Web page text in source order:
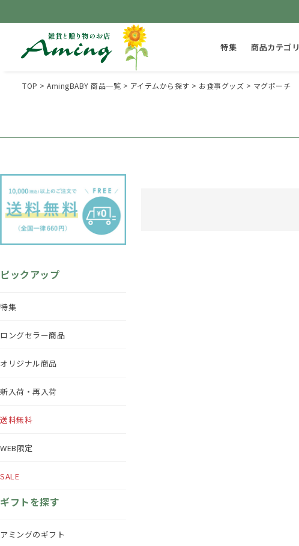
特集 商品カテゴリ
TOP AmingBABY 商品一覧 アイテムから探す お食事グッズ マグポーチ
ピックアップ
特集
ロングセラー商品
オリジナル商品
新入荷・再入荷
送料無料
WEB限定
SALE
ギフトを探す
アミングのギフト